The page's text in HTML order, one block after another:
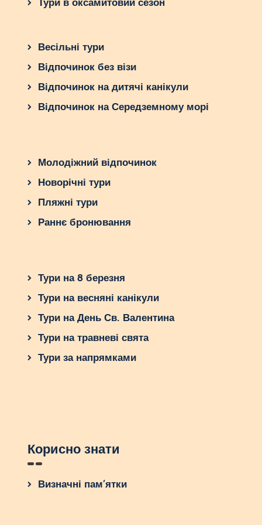
Сейшели в оксамитовий сезон подарують вашій
Тури в оксамитовий сезон
Весільні тури
Відпочинок без візи
Відпочинок на дитячі канікули
Відпочинок на Середземному морі
Молодіжний відпочинок
Новорічні тури
Пляжні тури
Раннє бронювання
Тури на 8 березня
Тури на весняні канікули
Тури на День Св. Валентина
Тури на травневі свята
Тури за напрямками
Корисно знати
Визначні пам’ятки